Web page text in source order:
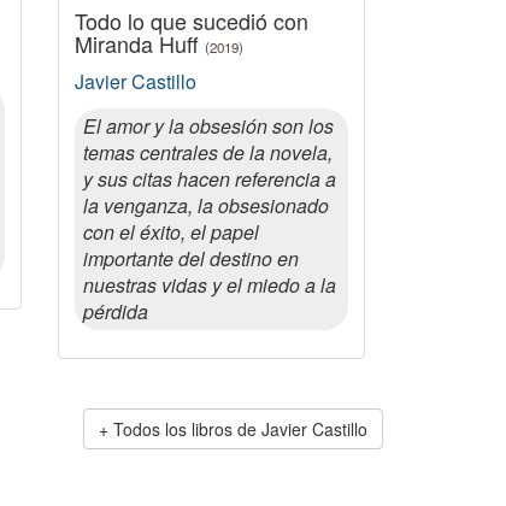
Todo lo que sucedió con
Miranda Huff (2019)
Javier Castillo
El amor y la obsesión son los
temas centrales de la novela,
y sus citas hacen referencia a
la venganza, la obsesionado
con el éxito, el papel
importante del destino en
nuestras vidas y el miedo a la
pérdida
Todos los libros de Javier Castillo